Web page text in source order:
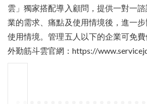
雲」獨家搭配導入顧問，提供一對一
業的需求、痛點及使用情境後，進一
使用情境。管理五人以下的企業可免
外勤筋斗雲官網：https://